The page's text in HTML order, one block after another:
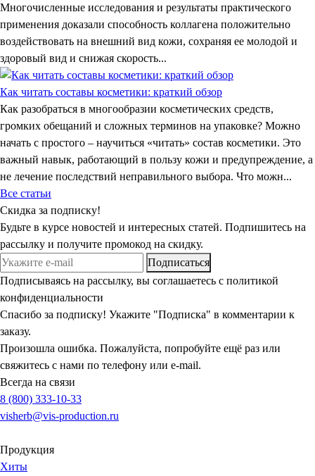
Многочисленные исследования и результаты практического
применения доказали способность коллагена положительно
воздействовать на внешний вид кожи, сохраняя ее молодой и
здоровый вид и снижая скорость...
Как читать составы косметики: краткий обзор
Как разобраться в многообразии косметических средств,
громких обещаний и сложных терминов на упаковке? Можно
начать с простого – научиться «читать» состав косметики. Это
важный навык, работающий в пользу кожи и предупреждение, а
не лечение последствий неправильного выбора. Что можн...
Все статьи
Скидка за подписку!
Будьте в курсе новостей и интересных статей. Подпишитесь на
рассылку и получите промокод на скидку.
Подписаться
Подписываясь на рассылку, вы соглашаетесь с политикой
конфиденциальности
Спасибо за подписку! Укажите "Подписка" в комментарии к
заказу.
Произошла ошибка. Пожалуйста, попробуйте ещё раз или
свяжитесь с нами по телефону или e-mail.
Всегда на связи
8 (800) 333-10-33
visherb@vis-production.ru
Продукция
Хиты